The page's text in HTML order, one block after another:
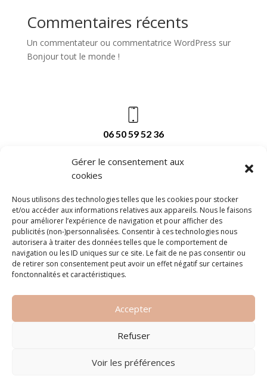
Gérer le consentement aux
cookies
Nous utilisons des technologies telles que les cookies pour stocker
et/ou accéder aux informations relatives aux appareils. Nous le faisons
pour améliorer l’expérience de navigation et pour afficher des
publicités (non-)personnalisées. Consentir à ces technologies nous
autorisera à traiter des données telles que le comportement de
navigation ou les ID uniques sur ce site. Le fait de ne pas consentir ou
de retirer son consentement peut avoir un effet négatif sur certaines
fonctonnalités et caractéristiques.
Accepter
Refuser
Voir les préférences
Commentaires récents
Un commentateur ou commentatrice WordPress sur
Bonjour tout le monde !
06 50 59 52 36
melaniemarindermographie@gmail.com
ADRESSE :
Mélanie Dermographie
2 rue de l’innovation
66240 Saint-Esteve
Suivez-nous !
– Politique de confidentialité –